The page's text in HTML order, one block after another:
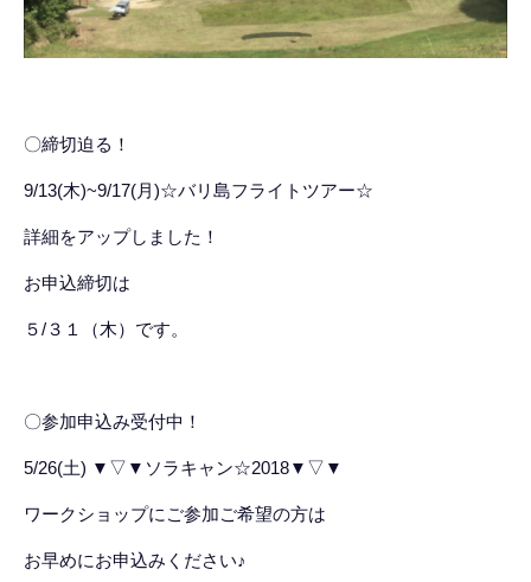
〇締切迫る！
9/13(木)~9/17(月)☆バリ島フライトツアー☆
詳細をアップしました！
お申込締切は
５/３１（木）です。
〇参加申込み受付中！
5/26(土) ▼▽▼ソラキャン☆2018▼▽▼
ワークショップにご参加ご希望の方は
お早めにお申込みください♪